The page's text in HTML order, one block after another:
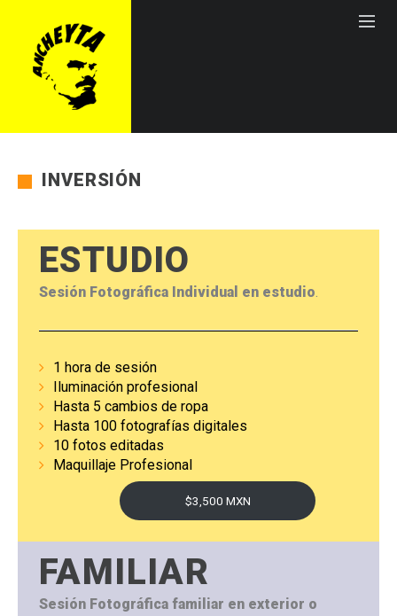
INVERSIÓN
ESTUDIO
Sesión Fotográfica Individual en estudio.
1 hora de sesión
Iluminación profesional
Hasta 5 cambios de ropa
Hasta 100 fotografías digitales
10 fotos editadas
Maquillaje Profesional
$3,500 MXN
FAMILIAR
Sesión Fotográfica familiar en exterior o